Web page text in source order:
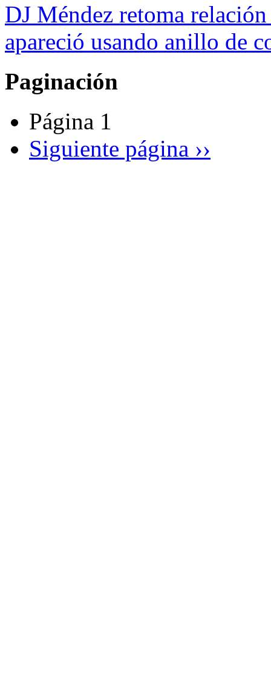
DJ Méndez retoma
apareció usando anillo de
Paginación
Página 1
Siguiente página ››